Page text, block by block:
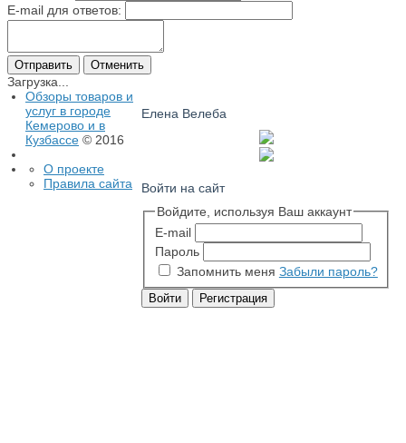
E-mail для ответов:
Загрузка...
Елена Велеба
Войти на сайт
Войдите, используя Ваш аккаунт
E-mail
Пароль
Запомнить меня Забыли пароль?
Обзоры товаров и
услуг в городе
Кемерово и в
Кузбассе © 2016
О проекте
Правила сайта